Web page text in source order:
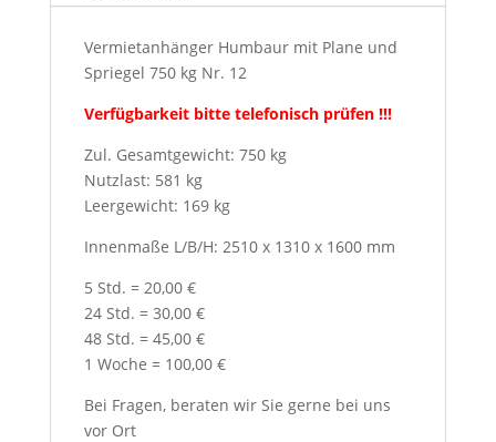
Vermietanhänger Humbaur mit Plane und
Spriegel 750 kg Nr. 12
Verfügbarkeit bitte telefonisch prüfen !!!
Zul. Gesamtgewicht: 750 kg
Nutzlast: 581 kg
Leergewicht: 169 kg
Innenmaße L/B/H: 2510 x 1310 x 1600 mm
5 Std. = 20,00 €
24 Std. = 30,00 €
48 Std. = 45,00 €
1 Woche = 100,00 €
Bei Fragen, beraten wir Sie gerne bei uns
vor Ort